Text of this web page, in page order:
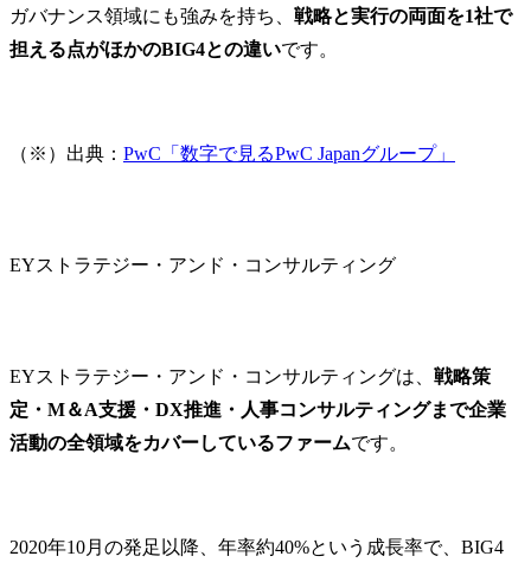
ガバナンス領域にも強みを持ち、 戦略と実行の両面を1社で
担える点がほかのBIG4との違いです。
（※）出典： PwC「数字で見るPwC Japanグループ」
EYストラテジー・アンド・コンサルティング
EYストラテジー・アンド・コンサルティングは、 戦略策
定・M＆A支援・DX推進・人事コンサルティングまで企業
活動の全領域をカバーしているファームです。
2020年10月の発足以降、年率約40%という成長率で、BIG4